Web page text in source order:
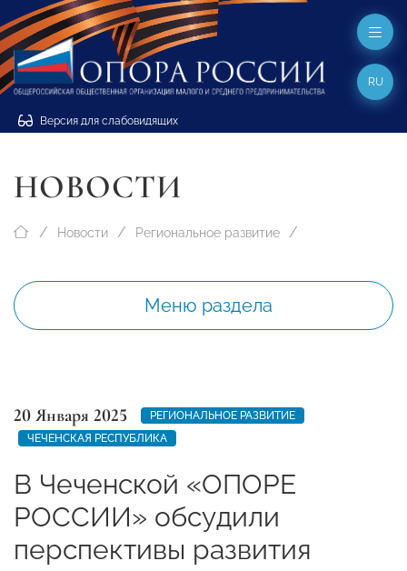
Версия для слабовидящих
RU
НОВОСТИ
Новости Региональное развитие
Меню раздела
20 Января 2025
РЕГИОНАЛЬНОЕ РАЗВИТИЕ
ЧЕЧЕНСКАЯ РЕСПУБЛИКА
В Чеченской «ОПОРЕ
РОССИИ» обсудили
перспективы развития